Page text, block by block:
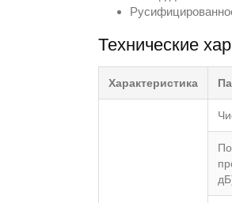
Технические
Характеристика